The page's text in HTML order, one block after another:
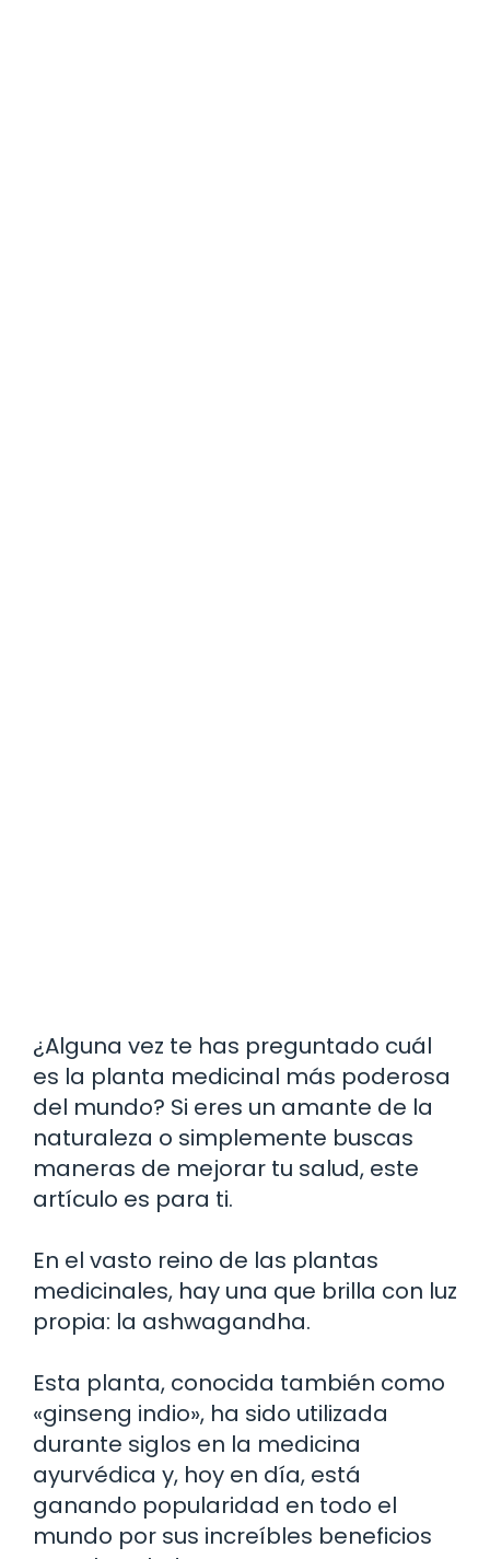
¿Alguna vez te has preguntado cuál
es la planta medicinal más poderosa
del mundo? Si eres un amante de la
naturaleza o simplemente buscas
maneras de mejorar tu salud, este
artículo es para ti.
En el vasto reino de las plantas
medicinales, hay una que brilla con luz
propia: la ashwagandha.
Esta planta, conocida también como
«ginseng indio», ha sido utilizada
durante siglos en la medicina
ayurvédica y, hoy en día, está
ganando popularidad en todo el
mundo por sus increíbles beneficios